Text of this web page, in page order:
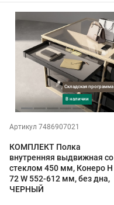
Складская программа
в наличии
Артикул 7486907021
КОМПЛЕКТ Полка
внутренняя выдвижная со
стеклом 450 мм, Конеро H
72 W 552-612 мм, без дна,
ЧЕРНЫЙ